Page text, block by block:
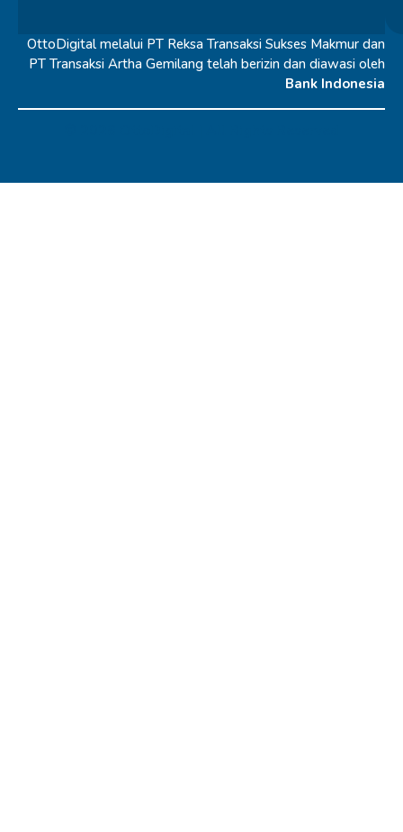
OttoDigital melalui PT Reksa Transaksi Sukses Makmur dan
PT Transaksi Artha Gemilang telah berizin dan diawasi oleh
Bank Indonesia